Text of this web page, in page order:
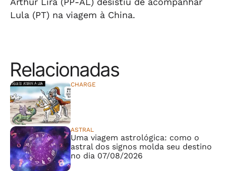
Lula (PT) na viagem à China.
Relacionadas
CHARGE
ASTRAL
Uma viagem astrológica: como o
astral dos signos molda seu destino
no dia 07/08/2026